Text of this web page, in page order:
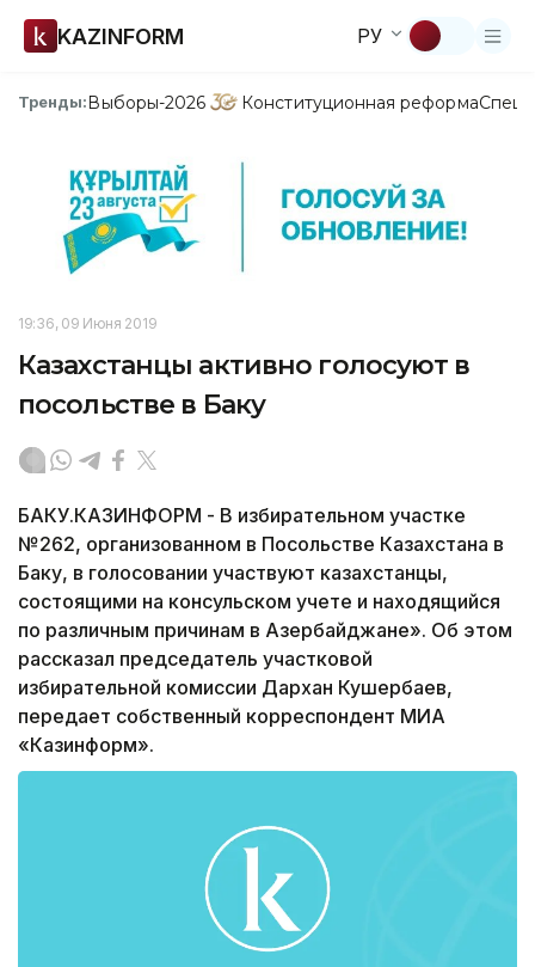
KAZINFORM РУ
Тренды:Выборы-2026 Конституционная реформа
19:36, 09 Июня 2019
Казахстанцы активно голосуют в
посольстве в Баку
БАКУ.КАЗИНФОРМ - В избирательном участке
№262, организованном в Посольстве Казахстана в
Баку, в голосовании участвуют казахстанцы,
состоящими на консульском учете и находящийся
по различным причинам в Азербайджане». Об этом
рассказал председатель участковой
избирательной комиссии Дархан Кушербаев,
передает собственный корреспондент МИА
«Казинформ».